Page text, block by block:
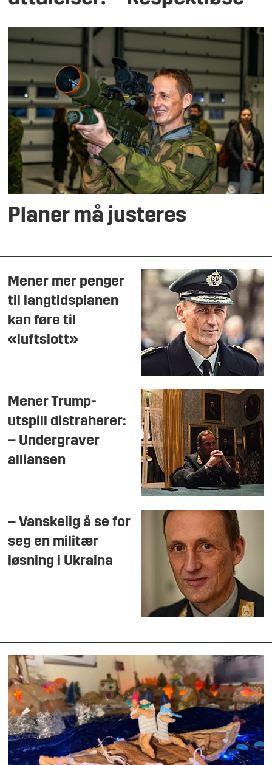
Planer må justeres
Mener mer penger
til langtidsplanen
kan føre til
«luftslott»
Mener Trump-
utspill distraherer:
– Undergraver
alliansen
– Vanskelig å se for
seg en militær
løsning i Ukraina